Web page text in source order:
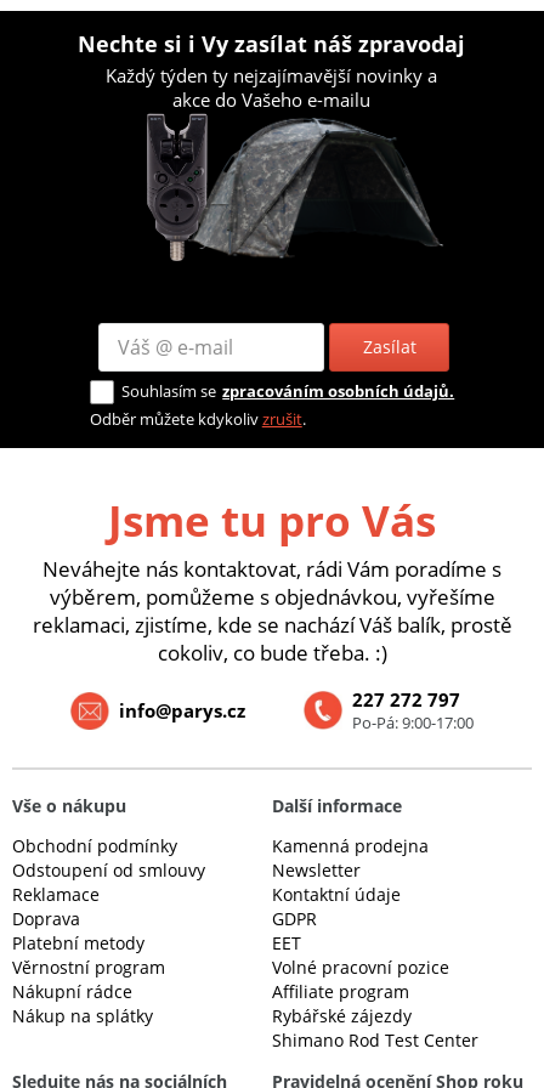
Nechte si i Vy zasílat náš zpravodaj
Každý týden ty nejzajímavější novinky a
akce do Vašeho e-mailu
Zasílat
Souhlasím se zpracováním osobních údajů.
Odběr můžete kdykolivzrušit.
Jsme tu pro Vás
Neváhejte nás kontaktovat, rádi Vám poradíme s
výběrem, pomůžeme s objednávkou, vyřešíme
reklamaci, zjistíme, kde se nachází Váš balík, prostě
cokoliv, co bude třeba. :)
227 272 797
Po-Pá: 9:00-17:00
info@parys.cz
Vše o nákupu
Obchodní podmínky
Odstoupení od smlouvy
Reklamace
Doprava
Platební metody
Věrnostní program
Nákupní rádce
Nákup na splátky
Další informace
Kamenná prodejna
Newsletter
Kontaktní údaje
GDPR
EET
Volné pracovní pozice
Affiliate program
Rybářské zájezdy
Shimano Rod Test Center
Sledujte nás na sociálních
Pravidelná ocenění Shop roku